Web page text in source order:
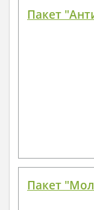
Пакет
Пакет